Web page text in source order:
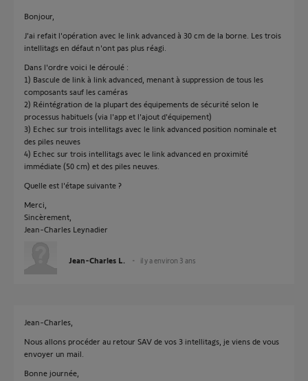
Bonjour,
J'ai refait l'opération avec le link advanced à 30 cm de la borne. Les trois
intellitags en défaut n'ont pas plus réagi.
Dans l'ordre voici le déroulé :
1) Bascule de link à link advanced, menant à suppression de tous les
composants sauf les caméras
2) Réintégration de la plupart des équipements de sécurité selon le
processus habituels (via l'app et l'ajout d'équipement)
3) Echec sur trois intellitags avec le link advanced position nominale et
des piles neuves
4) Echec sur trois intellitags avec le link advanced en proximité
immédiate (50 cm) et des piles neuves.
Quelle est l'étape suivante ?
Merci,
Sincèrement,
Jean-Charles Leynadier
Jean-Charles L. il y a environ 3 ans
Jean-Charles,
Nous allons procéder au retour SAV de vos 3 intellitags, je viens de vous
envoyer un mail.
Bonne journée,